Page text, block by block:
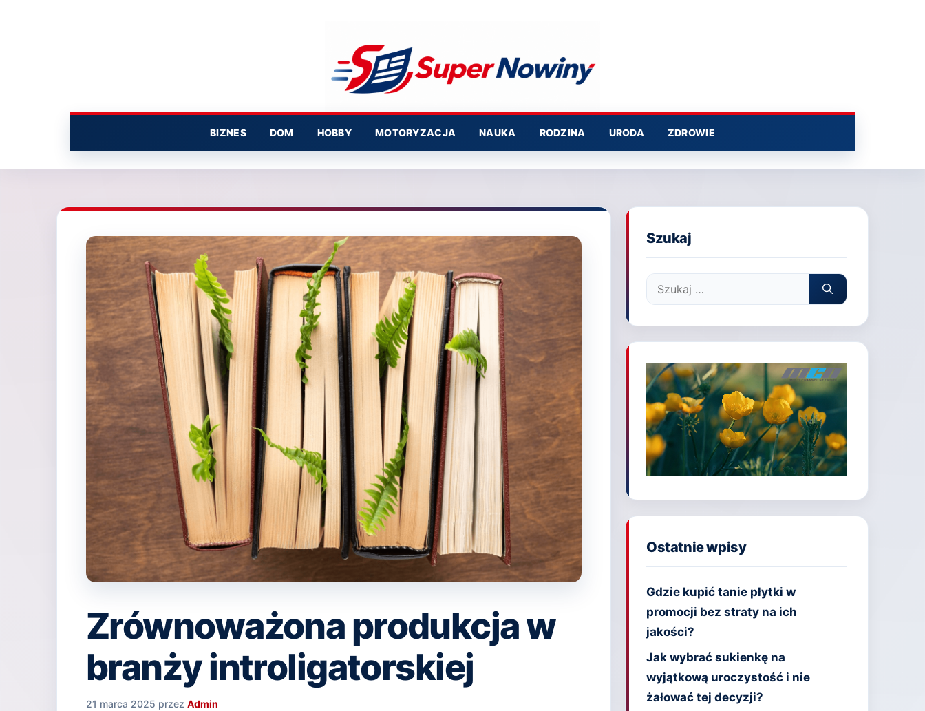
BIZNES DOM HOBBY MOTORYZACJA NAUKA RODZINA URODA ZDROWIE
Zrównoważona produkcja w
branży introligatorskiej
21 marca 2025 przez Admin
Szukaj
Szukaj:
Ostatnie wpisy
Gdzie kupić tanie płytki w
promocji bez straty na ich
jakości?
Jak wybrać sukienkę na
wyjątkową uroczystość i nie
żałować tej decyzji?